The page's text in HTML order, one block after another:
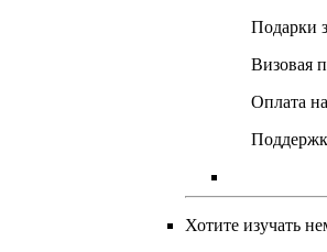
Подарки
Визовая
Оплата
Хотите изучать